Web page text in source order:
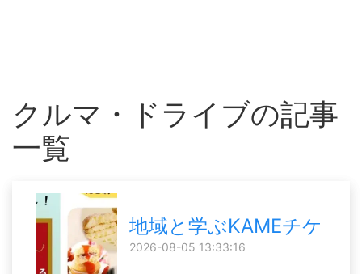
クルマ・ドライブの記事
一覧
地域と学ぶKAMEチケ
2026-08-05 13:33:16